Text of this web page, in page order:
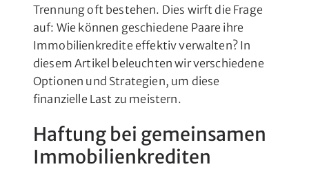
Trennung oft bestehen. Dies wirft die Frage
auf: Wie können geschiedene Paare ihre
Immobilienkredite effektiv verwalten? In
diesem Artikel beleuchten wir verschiedene
Optionen und Strategien, um diese
finanzielle Last zu meistern.
Haftung bei gemeinsamen
Immobilienkrediten